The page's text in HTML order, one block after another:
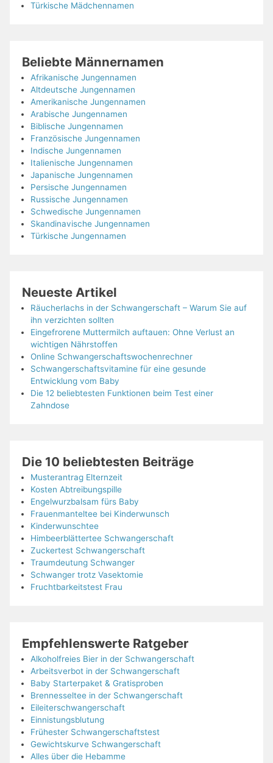
Türkische Mädchennamen
Beliebte Männernamen
Afrikanische Jungennamen
Altdeutsche Jungennamen
Amerikanische Jungennamen
Arabische Jungennamen
Biblische Jungennamen
Französische Jungennamen
Indische Jungennamen
Italienische Jungennamen
Japanische Jungennamen
Persische Jungennamen
Russische Jungennamen
Schwedische Jungennamen
Skandinavische Jungennamen
Türkische Jungennamen
Neueste Artikel
Räucherlachs in der Schwangerschaft – Warum Sie auf
ihn verzichten sollten
Eingefrorene Muttermilch auftauen: Ohne Verlust an
wichtigen Nährstoffen
Online Schwangerschaftswochenrechner
Schwangerschaftsvitamine für eine gesunde
Entwicklung vom Baby
Die 12 beliebtesten Funktionen beim Test einer
Zahndose
Die 10 beliebtesten Beiträge
Musterantrag Elternzeit
Kosten Abtreibungspille
Engelwurzbalsam fürs Baby
Frauenmanteltee bei Kinderwunsch
Kinderwunschtee
Himbeerblättertee Schwangerschaft
Zuckertest Schwangerschaft
Traumdeutung Schwanger
Schwanger trotz Vasektomie
Fruchtbarkeitstest Frau
Empfehlenswerte Ratgeber
Alkoholfreies Bier in der Schwangerschaft
Arbeitsverbot in der Schwangerschaft
Baby Starterpaket & Gratisproben
Brennesseltee in der Schwangerschaft
Eileiterschwangerschaft
Einnistungsblutung
Frühester Schwangerschaftstest
Gewichtskurve Schwangerschaft
Alles über die Hebamme